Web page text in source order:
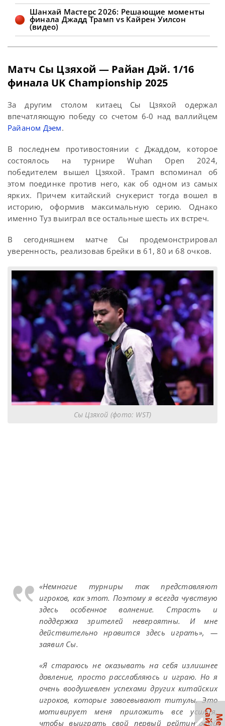
Шанхай Мастерс 2026: Решающие моменты
финала Джадд Трамп vs Кайрен Уилсон
(видео)
Матч Сы Цзяхой — Райан Дэй. 1/16
финала UK Championship 2025
За другим столом китаец Сы Цзяхой одержал
впечатляющую победу со счетом 6-0 над валлийцем
Райаном Дэем.
В последнем противостоянии с Джаддом, которое
состоялось на турнире Wuhan Open 2024,
победителем вышел Цзяхой. Трамп вспоминал об
этом поединке против него, как об одном из самых
ярких. Причем китайский снукерист тогда вошел в
историю, оформив максимальную серию. Однако
именно Туз выиграл все остальные шесть их встреч.
В сегодняшнем матче Сы продемонстрировал
уверенность, реализовав брейки в 61, 80 и 68 очков.
Сы Цзяхой (фото: WST)
«Немногие турниры так представляют
игроков, как этот. Поэтому я всегда чувствую
здесь особенное волнение. Страсть и
поддержка зрителей невероятны. И мне
действительно нравится здесь играть», —
заявил Сы.
«Я стараюсь не оказывать на себя излишнее
давление, просто расслабляюсь и играю. Но я
очень воодушевлен успехами других китайских
игроков, которые завоевывают титулы. Это
мотивирует меня приложить все усилия,
чтобы выиграть свой первый рейтинговый